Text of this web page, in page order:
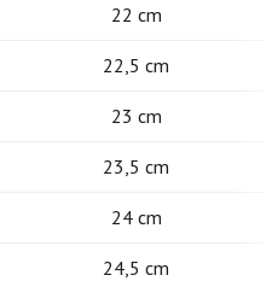
22 cm
22,5 cm
23 cm
23,5 cm
24 cm
24,5 cm